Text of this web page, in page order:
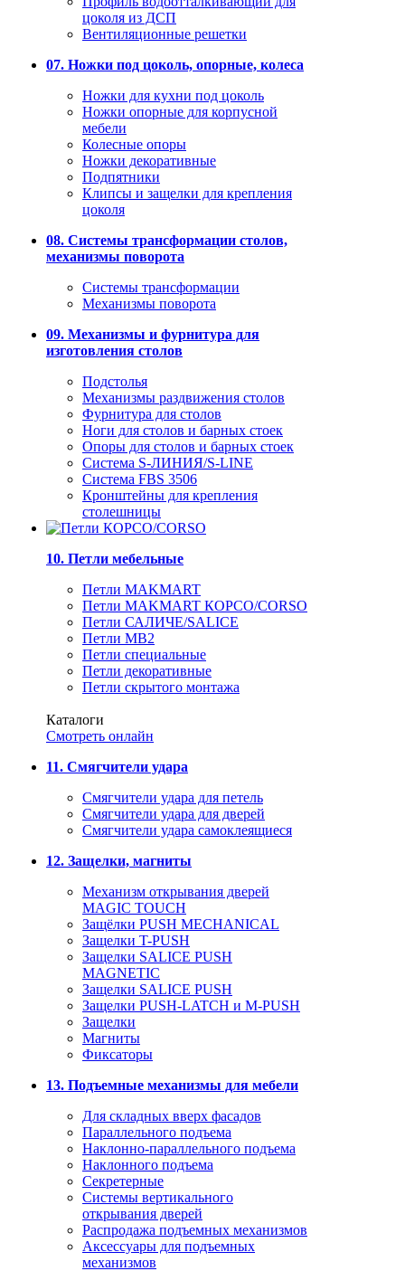
цоколя из ДСП
Вентиляционные решетки
07. Ножки под цоколь, опорные, колеса
Ножки для кухни под цоколь
Ножки опорные для корпусной
мебели
Колесные опоры
Ножки декоративные
Подпятники
Клипсы и защелки для крепления
цоколя
08. Системы трансформации столов,
механизмы поворота
Системы трансформации
Механизмы поворота
09. Механизмы и фурнитура для
изготовления столов
Подстолья
Механизмы раздвижения столов
Фурнитура для столов
Ноги для столов и барных стоек
Опоры для столов и барных стоек
Система S-ЛИНИЯ/S-LINE
Система FBS 3506
Кронштейны для крепления
столешницы
10. Петли мебельные
Петли MAKMART
Петли MAKMART КОРСО/CORSO
Петли САЛИЧЕ/SALICE
Петли MB2
Петли специальные
Петли декоративные
Петли скрытого монтажа
Каталоги
Смотреть онлайн
11. Смягчители удара
Смягчители удара для петель
Смягчители удара для дверей
Cмягчители удара самоклеящиеся
12. Защелки, магниты
Механизм открывания дверей
MAGIC TOUCH
Защёлки PUSH MECHANICAL
Защелки T-PUSH
Защелки SALICE PUSH
MAGNETIC
Защелки SALICE PUSH
Защелки PUSH-LATCH и M-PUSH
Защелки
Магниты
Фиксаторы
13. Подъемные механизмы для мебели
Для складных вверх фасадов
Параллельного подъема
Наклонно-параллельного подъема
Наклонного подъема
Секретерные
Системы вертикального
открывания дверей
Распродажа подъемных механизмов
Аксессуары для подъемных
механизмов